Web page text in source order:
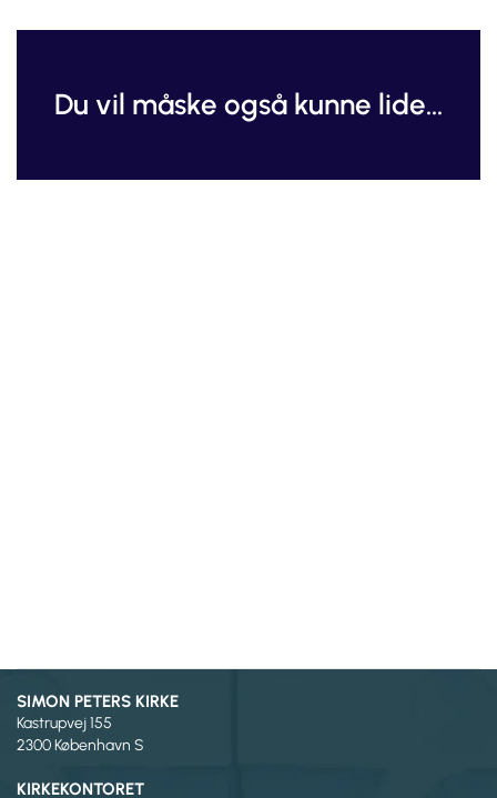
Du vil måske også kunne lide...
SIMON PETERS KIRKE
Kastrupvej 155
2300 København S
KIRKEKONTORET